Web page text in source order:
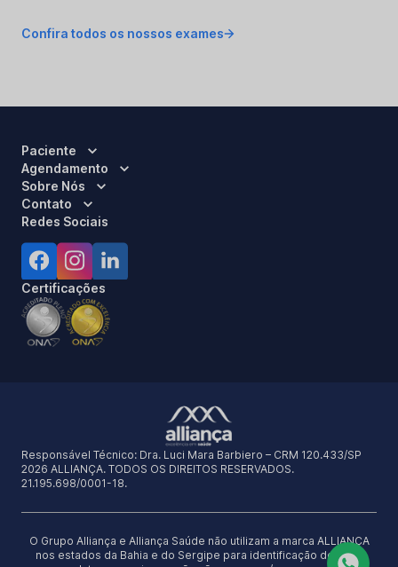
Confira todos os nossos exames
Paciente
Agendamento
Sobre Nós
Contato
Redes Sociais
Certificações
Responsável Técnico: Dra. Luci Mara Barbiero – CRM 120.433/SP
2026 ALLIANÇA. TODOS OS DIREITOS RESERVADOS.
21.195.698/0001-18.
O Grupo Alliança e Alliança Saúde não utilizam a marca ALLIANÇA
nos estados da Bahia e do Sergipe para identificação de seus